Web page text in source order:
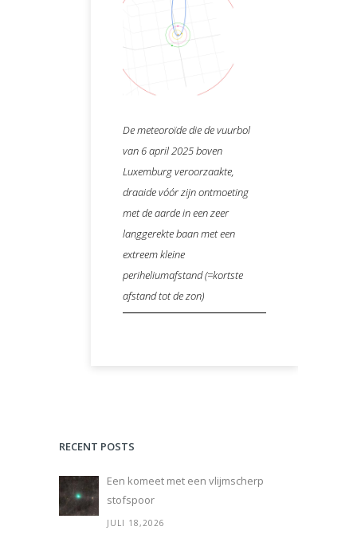
De meteoroïde die de vuurbol
van 6 april 2025 boven
Luxemburg veroorzaakte,
draaide vóór zijn ontmoeting
met de aarde in een zeer
langgerekte baan met een
extreem kleine
periheliumafstand (=kortste
afstand tot de zon)
RECENT POSTS
Een komeet met een vlijmscherp
stofspoor
JULI 18,2026